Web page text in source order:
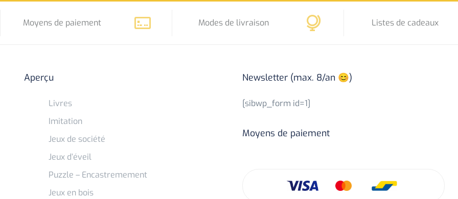
Moyens de paiement Modes de livraison Listes de cadeaux
Aperçu
Livres
Imitation
Jeux de société
Jeux d’éveil
Puzzle – Encastremement
Jeux en bois
Newsletter (max. 8/an 😊)
[sibwp_form id=1]
Moyens de paiement